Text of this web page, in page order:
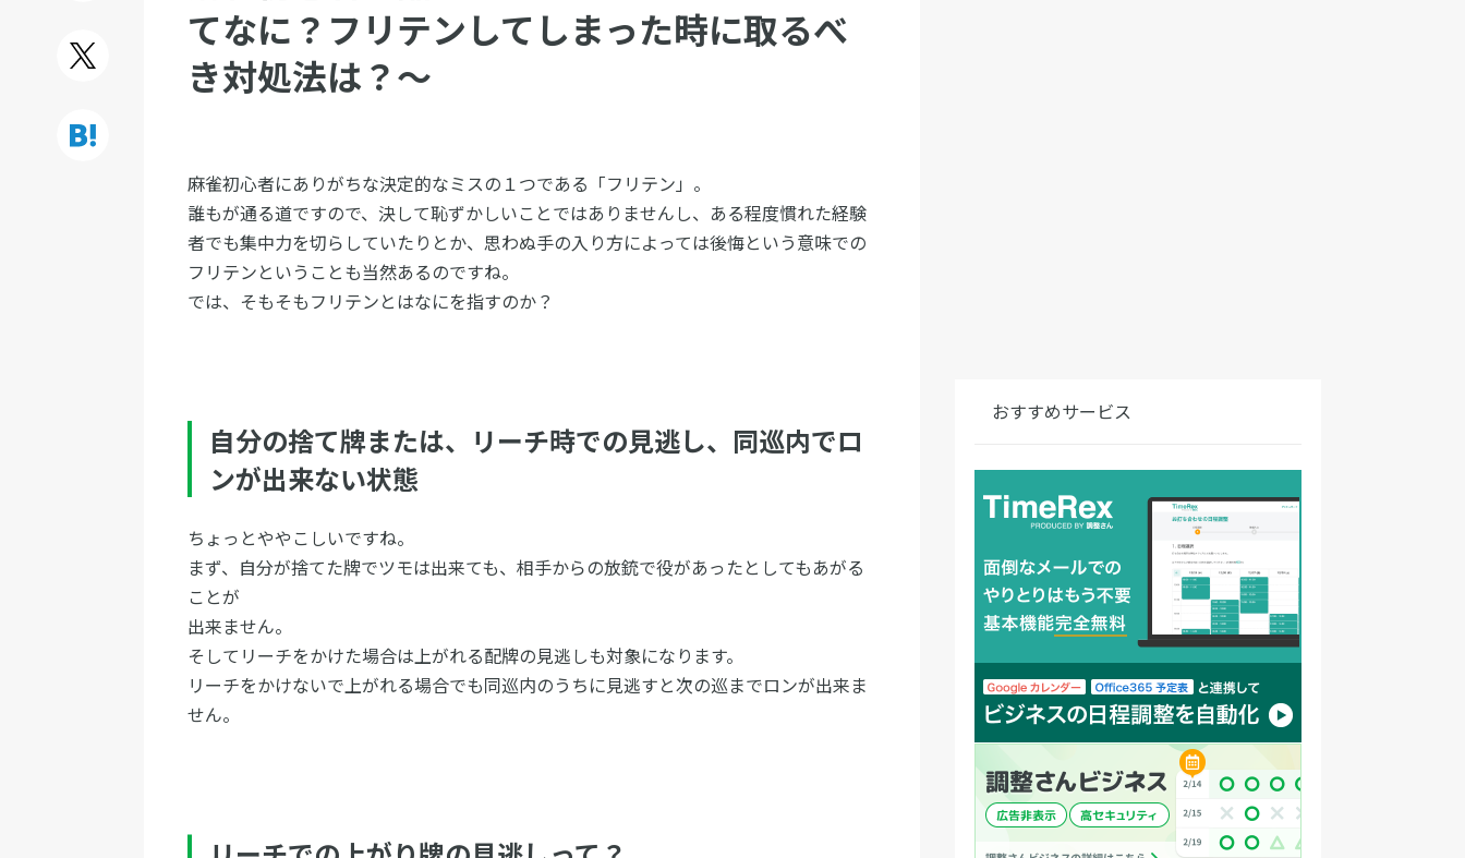
てなに？フリテンしてしまった時に取るべ
き対処法は？〜
麻雀初心者にありがちな決定的なミスの１つである「フリテン」。
誰もが通る道ですので、決して恥ずかしいことではありませんし、ある程度慣れた経験
者でも集中力を切らしていたりとか、思わぬ手の入り方によっては後悔という意味での
フリテンということも当然あるのですね。
では、そもそもフリテンとはなにを指すのか？
自分の捨て牌または、リーチ時での見逃し、同巡内でロ
ンが出来ない状態
ちょっとややこしいですね。
まず、自分が捨てた牌でツモは出来ても、相手からの放銃で役があったとしてもあがる
ことが
出来ません。
そしてリーチをかけた場合は上がれる配牌の見逃しも対象になります。
リーチをかけないで上がれる場合でも同巡内のうちに見逃すと次の巡までロンが出来ま
せん。
おすすめサービス